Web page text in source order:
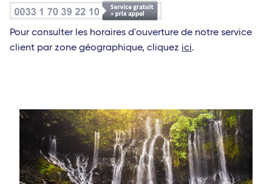
Pour consulter les horaires d'ouverture de notre service
client par zone géographique, cliquez ici.